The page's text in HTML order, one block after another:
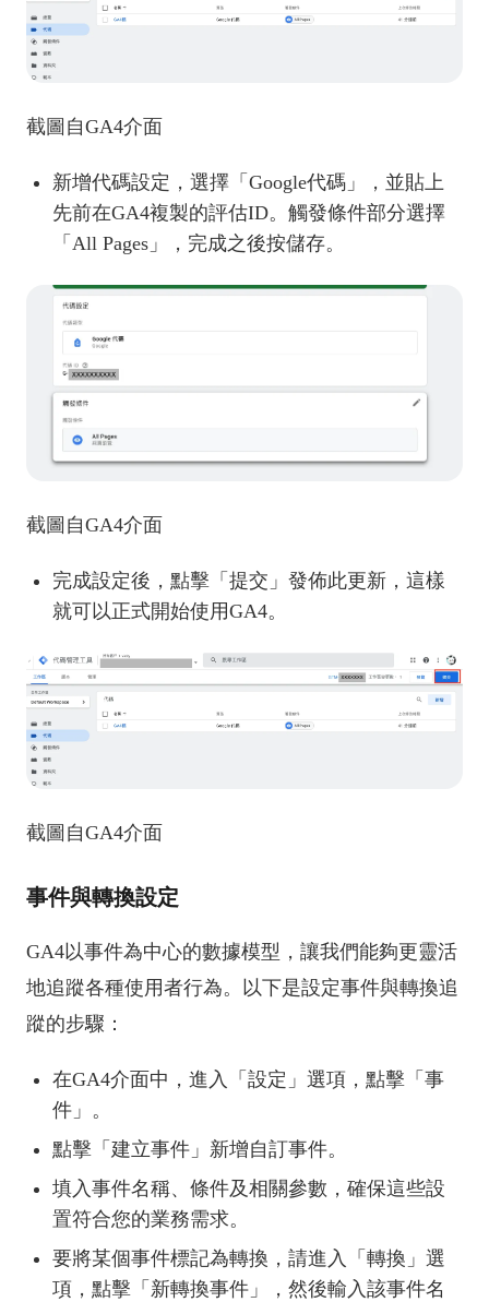
截圖自GA4介面
新增代碼設定，選擇「Google代碼」，並貼上
先前在GA4複製的評估ID。觸發條件部分選擇
「All Pages」，完成之後按儲存。
截圖自GA4介面
完成設定後，點擊「提交」發佈此更新，這樣
就可以正式開始使用GA4。
截圖自GA4介面
事件與轉換設定
GA4以事件為中心的數據模型，讓我們能夠更靈活
地追蹤各種使用者行為。以下是設定事件與轉換追
蹤的步驟：
在GA4介面中，進入「設定」選項，點擊「事
件」。
點擊「建立事件」新增自訂事件。
填入事件名稱、條件及相關參數，確保這些設
置符合您的業務需求。
要將某個事件標記為轉換，請進入「轉換」選
項，點擊「新轉換事件」，然後輸入該事件名